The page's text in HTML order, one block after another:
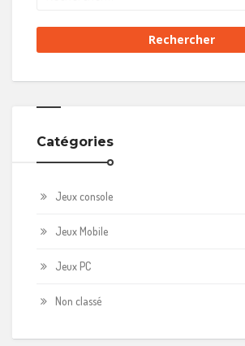
Catégories
Jeux console
Jeux Mobile
Jeux PC
Non classé